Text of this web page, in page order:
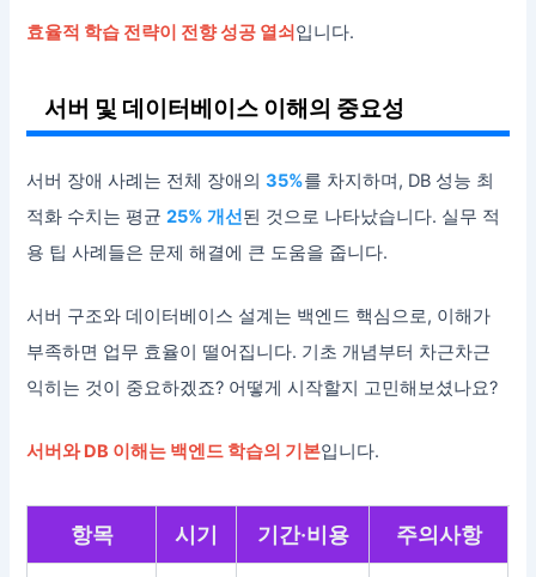
효율적 학습 전략이 전향 성공 열쇠입니다.
서버 및 데이터베이스 이해의 중요성
서버 장애 사례는 전체 장애의35%를 차지하며, DB 성능 최
적화 수치는 평균25% 개선된 것으로 나타났습니다. 실무 적
용 팁 사례들은 문제 해결에 큰 도움을 줍니다.
서버 구조와 데이터베이스 설계는 백엔드 핵심으로, 이해가
부족하면 업무 효율이 떨어집니다. 기초 개념부터 차근차근
익히는 것이 중요하겠죠? 어떻게 시작할지 고민해보셨나요?
서버와 DB 이해는 백엔드 학습의 기본입니다.
항목 시기 기간·비용 주의사항